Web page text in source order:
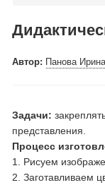
Автор: Панова
Задачи:
представления.
Процесс
1. Рисуем
2. Заготавливаем